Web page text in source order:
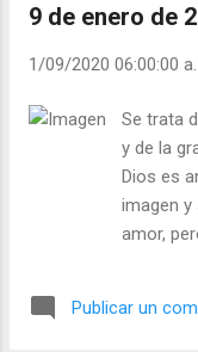
bien
del
) |
9 de enero de
1/09/2020 06:00:00 a.
Se trata
y de la
Dios es
imagen y
amor,
del
Publicar un